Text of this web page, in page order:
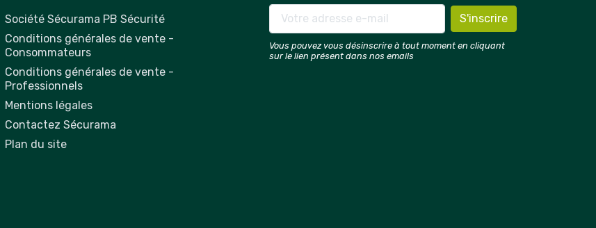
Société Sécurama PB Sécurité
Conditions générales de vente -
Consommateurs
Conditions générales de vente -
Professionnels
Mentions légales
Contactez Sécurama
Plan du site
Vous pouvez vous désinscrire à tout moment en cliquant
sur le lien présent dans nos emails